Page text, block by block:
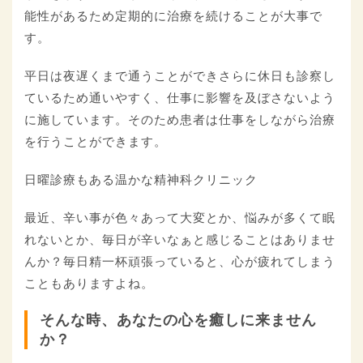
能性があるため定期的に治療を続けることが大事で
す。
平日は夜遅くまで通うことができさらに休日も診察し
ているため通いやすく、仕事に影響を及ぼさないよう
に施しています。そのため患者は仕事をしながら治療
を行うことができます。
日曜診療もある温かな精神科クリニック
最近、辛い事が色々あって大変とか、悩みが多くて眠
れないとか、毎日が辛いなぁと感じることはありませ
んか？毎日精一杯頑張っていると、心が疲れてしまう
こともありますよね。
そんな時、あなたの心を癒しに来ません
か？